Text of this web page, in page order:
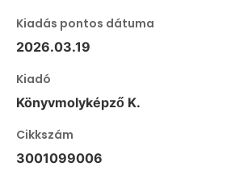
Kiadás pontos dátuma
2026.03.19
Kiadó
Könyvmolyképző K.
Cikkszám
3001099006